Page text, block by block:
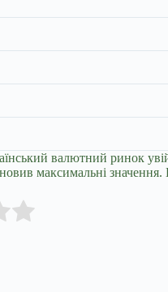
валютний ринок
максимальні